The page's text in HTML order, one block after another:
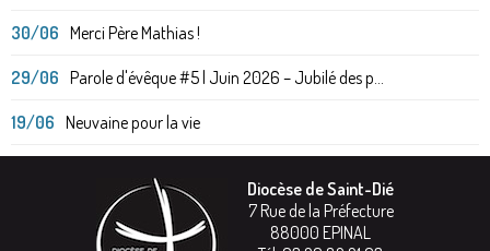
30/06 Merci Père Mathias !
29/06 Parole d'évêque #5 | Juin 2026 – Jubilé des p...
19/06 Neuvaine pour la vie
Diocèse de Saint-Dié
7 Rue de la Préfecture
88000 EPINAL